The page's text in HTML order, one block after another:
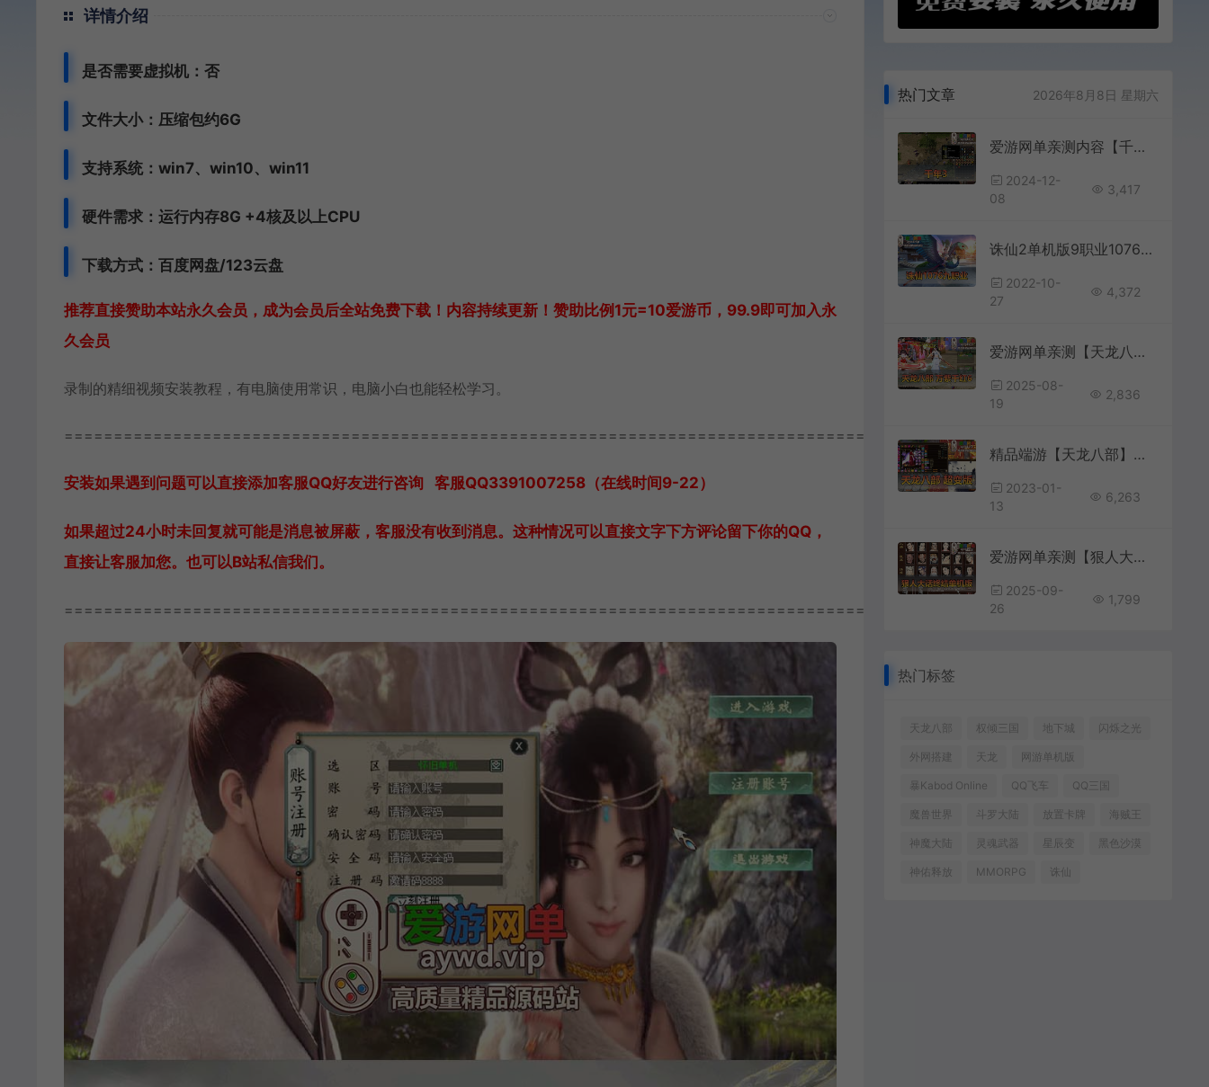
详情介绍
是否需要虚拟机：否
文件大小：压缩包约6G
支持系统：win7、win10、win11
硬件需求：运行内存8G +4核及以上CPU
下载方式： 百度网盘/123云盘
推荐直接赞助本站永久会员，成为会员后全站免费下载！内容持续更新！赞助比例1元=10爱游币，99.9即可加入永
久会员
录制的精细视频安装教程，有电脑使用常识，电脑小白也能轻松学习。
===========================================================================================
安装如果遇到问题可以直接添加客服QQ好友进行咨询 客服QQ3391007258（在线时间9-22）
如果超过24小时未回复就可能是消息被屏蔽，客服没有收到消息。这种情况可以直接文字下方评论留下你的QQ，
直接让客服加您。也可以B站私信我们。
===========================================================================================
热门文章 2026年8月8日 星期六
爱游网单亲测内容【千年3】带GM命令 视频安装教学 经典怀旧网游单机免虚拟机
2024-12-
08
3,417
诛仙2单机版9职业1076GM后台可刷物品元宝金币虚拟机一键端
2022-10-
27
4,372
爱游网单亲测【天龙八部】万紫千红6带内辅内置GM假人无字谱丰富时装坐骑宝宝虚拟机一键端视频安装教学
2025-08-
19
2,836
精品端游【天龙八部】超变版本行走技能书GM工具虚拟机一键端视频安装教程
2023-01-
13
6,263
爱游网单亲测【狠人大话西游】单机终结版带GM权限助战内置攻略快捷选项宽屏免虚拟机一键端
2025-09-
26
1,799
热门标签
天龙八部 权倾三国 地下城 闪烁之光
外网搭建 天龙 网游单机版
暴Kabod Online QQ飞车 QQ三国
魔兽世界 斗罗大陆 放置卡牌 海贼王
神魔大陆 灵魂武器 星辰变 黑色沙漠
神佑释放 MMORPG 诛仙